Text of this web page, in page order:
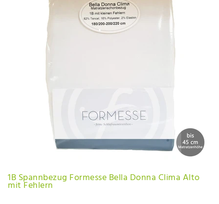
1B Spannbezug Formesse Bella Donna Clima Alto
mit Fehlern